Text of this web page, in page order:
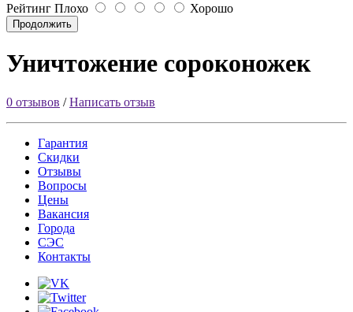
Рейтинг Плохо Хорошо
Продолжить
Уничтожение сороконожек
0 отзывов /Написать отзыв
Гарантия
Скидки
Отзывы
Вопросы
Цены
Вакансия
Города
СЭС
Контакты